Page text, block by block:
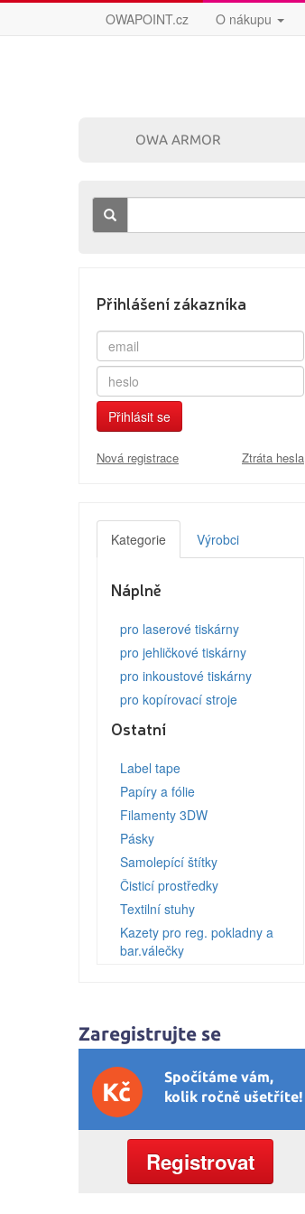
OWAPOINT.cz O nákupu
OWA ARMOR
Přihlášení zákazníka
Přihlásit se
Nová registrace Ztráta hesla
Kategorie Výrobci
Náplně
pro laserové tiskárny
pro jehličkové tiskárny
pro inkoustové tiskárny
pro kopírovací stroje
Ostatní
Label tape
Papíry a fólie
Filamenty 3DW
Pásky
Samolepící štítky
Čisticí prostředky
Textilní stuhy
Kazety pro reg. pokladny a
bar.válečky
Zaregistrujte se
Kč
Spočítáme vám,
kolik ročně ušetříte!
Registrovat